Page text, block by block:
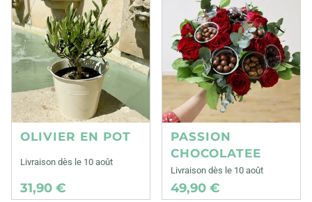
OLIVIER EN POT
Livraison dès le 10 août
31,90 €
PASSION
CHOCOLATEE
Livraison dès le 10 août
49,90 €